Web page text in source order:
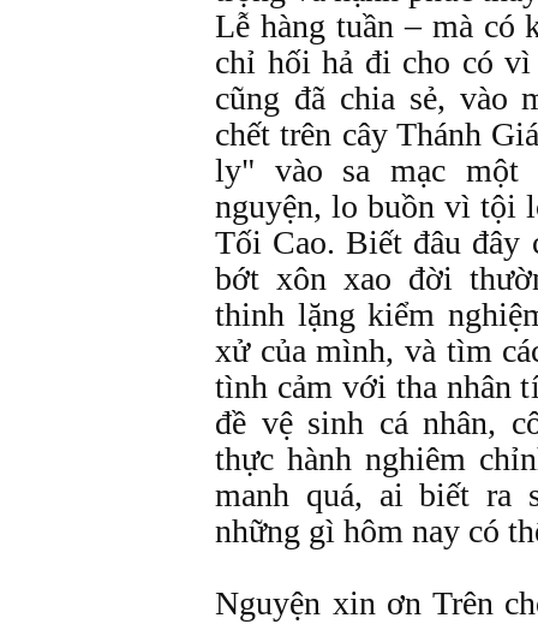
Lễ hàng tuần – mà
chỉ hối hả đi cho có
cũng đã chia sẻ, vào
chết trên cây Thánh
ly" vào sa mạc một
nguyện, lo buồn vì tội
Tối Cao. Biết đâu đây
bớt xôn xao đời
thinh lặng kiểm
xử của mình, và tìm
tình cảm với tha nhân
đề vệ sinh cá nhân,
thực hành nghiêm
manh quá, ai biết ra
những gì hôm nay có
Nguyện xin ơn Trên